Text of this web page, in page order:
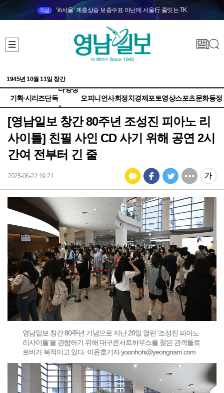
직설 ‘in서울’ 계층상승 보증수표 아닌데 서울行 줄잇는 TK
1945년 10월 11일 창간
기획·시리즈단독
다양성
+
오피니언사회정치 경제 포토영상스포츠문화동정
[영남일보 창간 80주년 조성진 피아노 리
사이틀] 친필 사인 CD 사기 위해 공연 2시
간여 전부터 긴 줄
2025-06-22 19:21
영남일보 창간 80주년 기념으로 지난 20일 열린 '조성진 피아노
리사이틀'을 관람하기 위해 대구콘서트하우스를 찾은 관객들로
로비가 북적이고 있다. 이윤호기자 yoonhohi@yeongnam.com